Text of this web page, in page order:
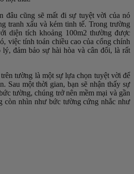
đâu cũng sẽ mất đi sự tuyệt vời của nó
tranh xấu và kém tinh tế. Trong trường
diện tích khoảng 100m2 thường được
việc tính toán chiều cao của cổng chính
đảm bảo sự hài hòa và cân đối, là rất
tường là một sự lựa chọn tuyệt vời để
Sau một thời gian, bạn sẽ nhận thấy sự
tường, chúng trở nên mềm mại và gần
còn nhìn như bức tường cứng nhắc như